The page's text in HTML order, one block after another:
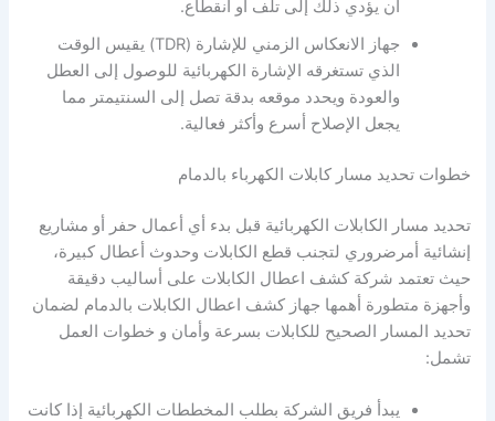
أن يؤدي ذلك إلى تلف أو انقطاع.
جهاز الانعكاس الزمني للإشارة (TDR) يقيس الوقت
الذي تستغرقه الإشارة الكهربائية للوصول إلى العطل
والعودة ويحدد موقعه بدقة تصل إلى السنتيمتر مما
يجعل الإصلاح أسرع وأكثر فعالية.
خطوات تحديد مسار كابلات الكهرباء بالدمام
تحديد مسار الكابلات الكهربائية قبل بدء أي أعمال حفر أو مشاريع
إنشائية أمرضروري لتجنب قطع الكابلات وحدوث أعطال كبيرة،
حيث تعتمد شركة كشف اعطال الكابلات على أساليب دقيقة
وأجهزة متطورة أهمها جهاز كشف اعطال الكابلات بالدمام لضمان
تحديد المسار الصحيح للكابلات بسرعة وأمان و خطوات العمل
تشمل:
يبدأ فريق الشركة بطلب المخططات الكهربائية إذا كانت